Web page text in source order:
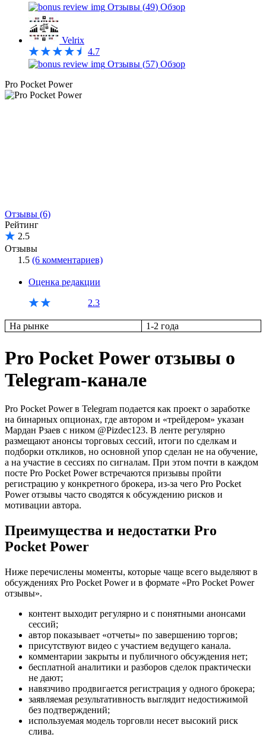
Отзывы (49) Обзор
Velrix
4.7
Отзывы (57) Обзор
Pro Pocket Power
Отзывы (6)
Рейтинг
2.5
Отзывы
1.5 (6 комментариев)
Оценка редакции
2.3
На рынке 1-2 года
Pro Pocket Power отзывы о
Telegram-канале
Pro Pocket Power в Telegram подается как проект о заработке
на бинарных опционах, где автором и «трейдером» указан
Мардан Рзаев с ником @Pizdec123. В ленте регулярно
размещают анонсы торговых сессий, итоги по сделкам и
подборки откликов, но основной упор сделан не на обучение,
а на участие в сессиях по сигналам. При этом почти в каждом
посте Pro Pocket Power встречаются призывы пройти
регистрацию у конкретного брокера, из-за чего Pro Pocket
Power отзывы часто сводятся к обсуждению рисков и
мотивации автора.
Преимущества и недостатки Pro
Pocket Power
Ниже перечислены моменты, которые чаще всего выделяют в
обсуждениях Pro Pocket Power и в формате «Pro Pocket Power
отзывы».
контент выходит регулярно и с понятными анонсами
сессий;
автор показывает «отчеты» по завершению торгов;
присутствуют видео с участием ведущего канала.
комментарии закрыты и публичного обсуждения нет;
бесплатной аналитики и разборов сделок практически
не дают;
навязчиво продвигается регистрация у одного брокера;
заявляемая результативность выглядит недостижимой
без подтверждений;
используемая модель торговли несет высокий риск
слива.